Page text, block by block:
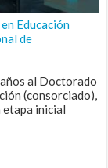
Educación
de
al Doctorado
(consorciado),
etapa inicial